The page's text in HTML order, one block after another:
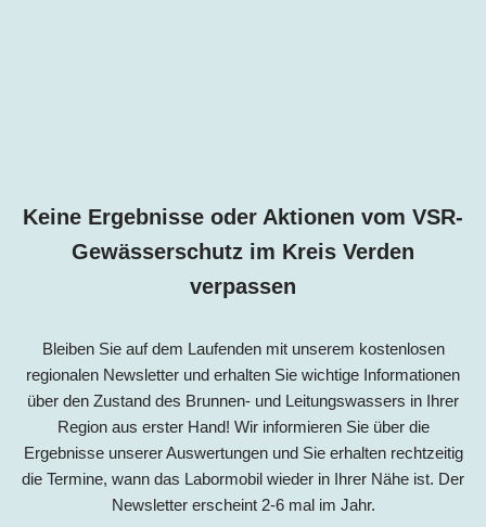
Keine Ergebnisse oder Aktionen vom VSR-
Gewässerschutz im Kreis Verden
verpassen
Bleiben Sie auf dem Laufenden mit unserem kostenlosen
regionalen Newsletter und erhalten Sie wichtige Informationen
über den Zustand des Brunnen- und Leitungswassers in Ihrer
Region aus erster Hand! Wir informieren Sie über die
Ergebnisse unserer Auswertungen und Sie erhalten rechtzeitig
die Termine, wann das Labormobil wieder in Ihrer Nähe ist. Der
Newsletter erscheint 2-6 mal im Jahr.